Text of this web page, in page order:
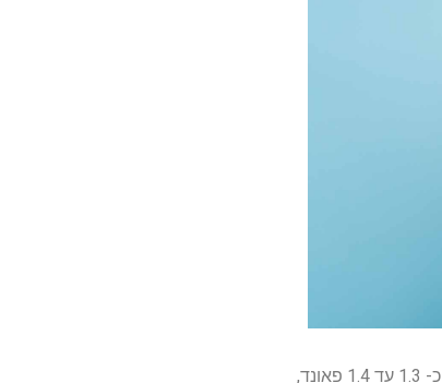
ראשית, קאו קובע שהאוזניות צפויות להיות בהירות של 40% מה- Vision Pro. מכיוון שהדגם הנוכחי הזה שוקל כ- 1.3 עד 1.4 פאונד,